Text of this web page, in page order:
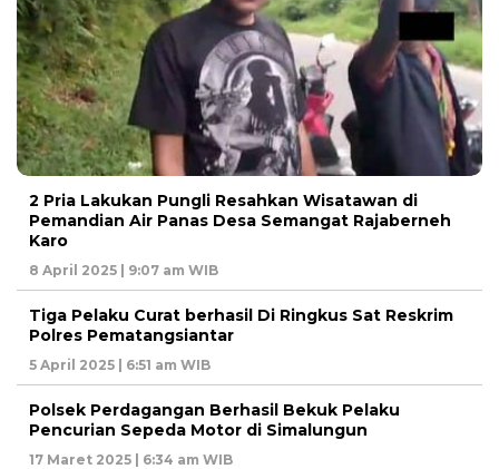
2 Pria Lakukan Pungli Resahkan Wisatawan di
Pemandian Air Panas Desa Semangat Rajaberneh
Karo
8 April 2025 | 9:07 am WIB
Tiga Pelaku Curat berhasil Di Ringkus Sat Reskrim
Polres Pematangsiantar
5 April 2025 | 6:51 am WIB
Polsek Perdagangan Berhasil Bekuk Pelaku
Pencurian Sepeda Motor di Simalungun
17 Maret 2025 | 6:34 am WIB